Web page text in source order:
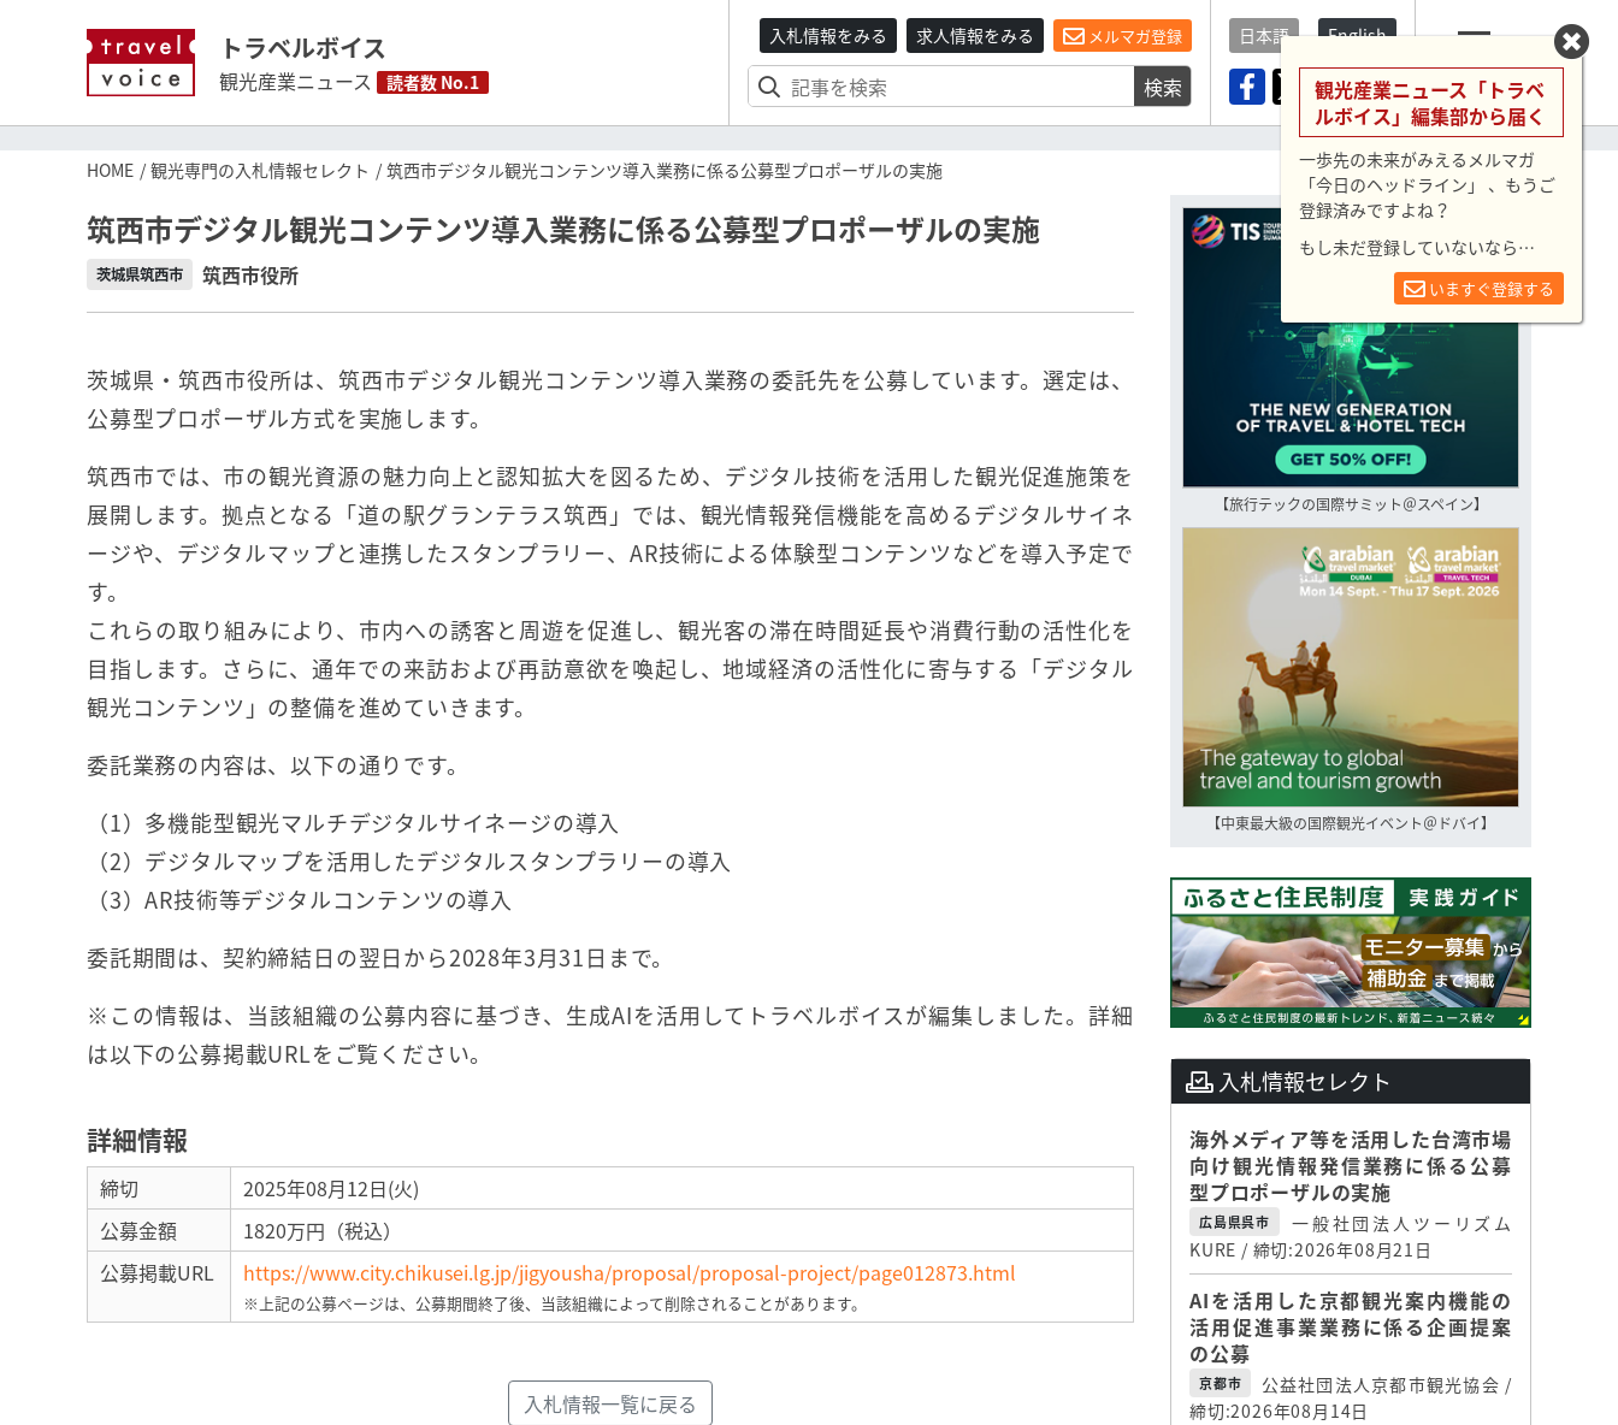
トラベルボイス
観光産業ニュース 読者数 No.1
入札情報をみる 求人情報をみる メルマガ登録
検索
日本語 English
メニュー
HOME 観光専門の入札情報セレクト 筑西市デジタル観光コンテンツ導入業務に係る公募型プロポーザルの実施
筑西市デジタル観光コンテンツ導入業務に係る公募型プロポーザルの実施
茨城県筑西市 筑西市役所
茨城県・筑西市役所は、筑西市デジタル観光コンテンツ導入業務の委託先を公募しています。選定は、
公募型プロポーザル方式を実施します。
筑西市では、市の観光資源の魅力向上と認知拡大を図るため、デジタル技術を活用した観光促進施策を
展開します。拠点となる「道の駅グランテラス筑西」では、観光情報発信機能を高めるデジタルサイネ
ージや、デジタルマップと連携したスタンプラリー、AR技術による体験型コンテンツなどを導入予定で
す。
これらの取り組みにより、市内への誘客と周遊を促進し、観光客の滞在時間延長や消費行動の活性化を
目指します。さらに、通年での来訪および再訪意欲を喚起し、地域経済の活性化に寄与する「デジタル
観光コンテンツ」の整備を進めていきます。
委託業務の内容は、以下の通りです。
（1）多機能型観光マルチデジタルサイネージの導入
（2）デジタルマップを活用したデジタルスタンプラリーの導入
（3）AR技術等デジタルコンテンツの導入
委託期間は、契約締結日の翌日から2028年3月31日まで。
※この情報は、当該組織の公募内容に基づき、生成AIを活用してトラベルボイスが編集しました。詳細
は以下の公募掲載URLをご覧ください。
詳細情報
締切
2025年08月12日(火)
公募金額
1820万円（税込）
公募掲載URL
https://www.city.chikusei.lg.jp/jigyousha/proposal/proposal-project/page012873.html
※上記の公募ページは、公募期間終了後、当該組織によって削除されることがあります。
入札情報一覧に戻る
【旅行テックの国際サミット＠スペイン】
【中東最大級の国際観光イベント＠ドバイ】
入札情報セレクト
海外メディア等を活用した台湾市場
向け観光情報発信業務に係る公募
型プロポーザルの実施
広島県呉市
一般社団法人ツーリズム
KURE / 締切:2026年08月21日
AIを活用した京都観光案内機能の
活用促進事業業務に係る企画提案
の公募
京都市
公益社団法人京都市観光協会 /
締切:2026年08月14日
観光産業ニュース「トラベ
ルボイス」編集部から届く
一歩先の未来がみえるメルマガ
「今日のヘッドライン」 、もうご
登録済みですよね？
もし未だ登録していないなら…
いますぐ登録する